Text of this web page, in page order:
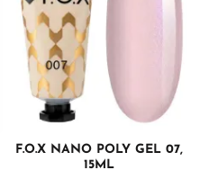
F.O.X NANO POLY GEL 07,
15ML